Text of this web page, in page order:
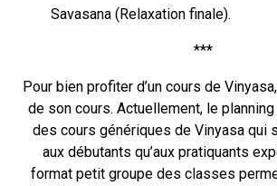
Savasana (Relaxation finale).
***
Pour bien profiter d’un cours de
de son cours. Actuellement, le
des cours génériques de Vinyasa qui
aux débutants qu’aux pratiquants
format petit groupe des classes